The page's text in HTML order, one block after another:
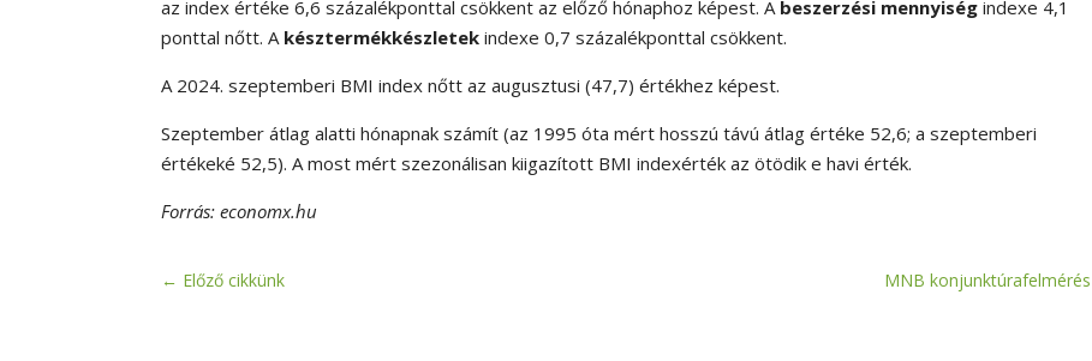
az index értéke 6,6 százalékponttal csökkent az előző hónaphoz képest. A beszerzési mennyiség indexe 4,1
ponttal nőtt. A késztermékkészletek indexe 0,7 százalékponttal csökkent.
A 2024. szeptemberi BMI index nőtt az augusztusi (47,7) értékhez képest.
Szeptember átlag alatti hónapnak számít (az 1995 óta mért hosszú távú átlag értéke 52,6; a szeptemberi
értékeké 52,5). A most mért szezonálisan kiigazított BMI indexérték az ötödik e havi érték.
Forrás: economx.hu
← Előző cikkünk MNB konjunktúrafelmérés